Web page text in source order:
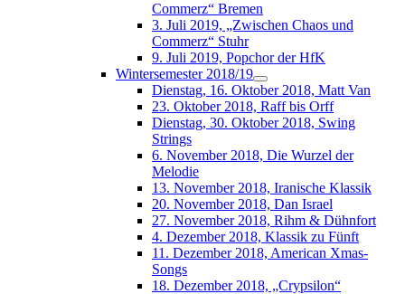
Commerz“ Bremen
3. Juli 2019, „Zwischen Chaos und
Commerz“ Stuhr
9. Juli 2019, Popchor der HfK
Wintersemester 2018/19
Dienstag, 16. Oktober 2018, Matt Van
23. Oktober 2018, Raff bis Orff
Dienstag, 30. Oktober 2018, Swing
Strings
6. November 2018, Die Wurzel der
Melodie
13. November 2018, Iranische Klassik
20. November 2018, Dan Israel
27. November 2018, Rihm & Dühnfort
4. Dezember 2018, Klassik zu Fünft
11. Dezember 2018, American Xmas-
Songs
18. Dezember 2018, „Crypsilon“